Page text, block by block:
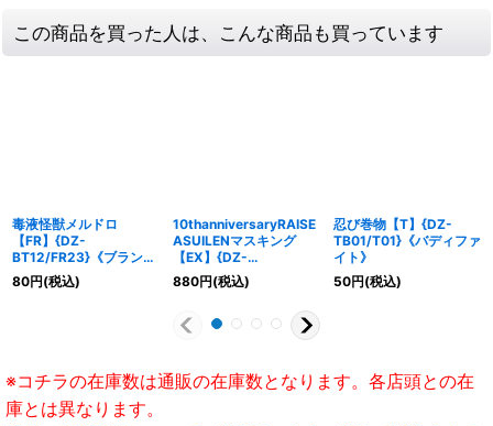
この商品を買った人は、こんな商品も買っています
毒液怪獣メルドロ
【FR】{DZ-
BT12/FR23}《ブラント
ゲート》
80円(税込)
10thanniversaryRAISE
ASUILENマスキング
【EX】{DZ-
BT10/EX33}《その他》
880円(税込)
忍び巻物【T】{DZ-
TB01/T01}《バディファ
イト》
50円(税込)
※コチラの在庫数は通販の在庫数となります。各店頭との在
庫とは異なります。